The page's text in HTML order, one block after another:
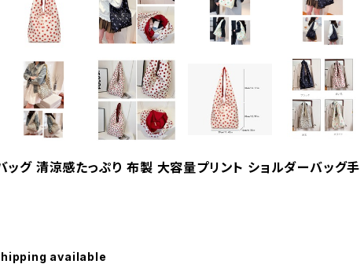
ッグ 清涼感たっぷり 布製 大容量プリント ショルダーバッグ手
available